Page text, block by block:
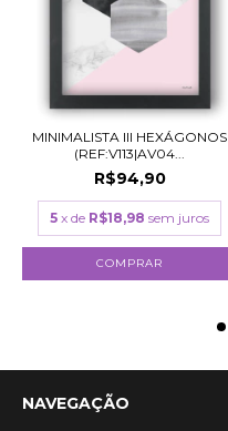
MINIMALISTA III HEXÁGONOS
(REF:V113|AV04...
R$94,90
5 x de R$18,98 sem juros
COMPRAR
NAVEGAÇÃO